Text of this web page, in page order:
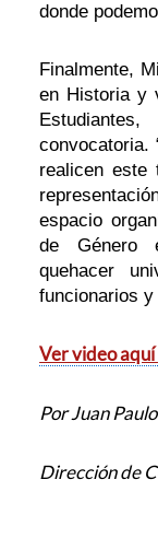
donde
Finalmente,
en Historia y
convocatoria.
realicen este
espacio
de Género
quehacer
funcionarios y
Ver video aquí
Por Juan
Dirección de